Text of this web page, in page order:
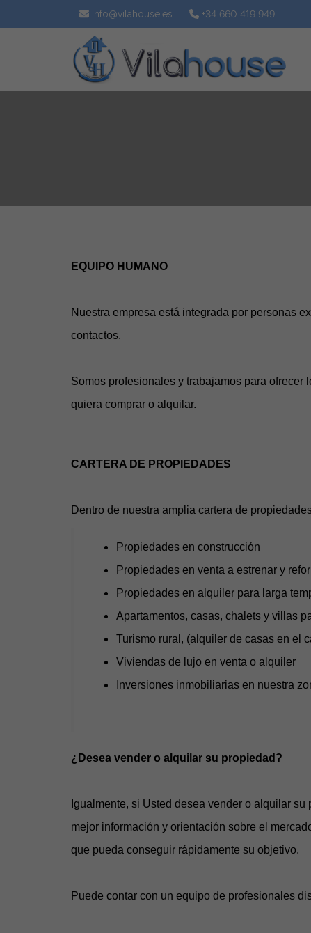
info@vilahouse.es +34 660 419 949
EQUIPO HUMANO
Nuestra empresa está integrada por personas
contactos.
Somos profesionales y trabajamos para
quiera comprar o alquilar.
CARTERA DE PROPIEDADES
Dentro de nuestra amplia cartera de
Propiedades en construcción
Propiedades en venta a estrenar y
Propiedades en alquiler para larga
Apartamentos, casas, chalets y villas
Turismo rural, (alquiler de casas en el
Viviendas de lujo en venta o alquiler
Inversiones inmobiliarias en nuestra
¿Desea vender o alquilar su propiedad?
Igualmente, si Usted desea vender o alquilar
mejor información y orientación sobre el
que pueda conseguir rápidamente su objetivo.
Puede contar con un equipo de profesionales